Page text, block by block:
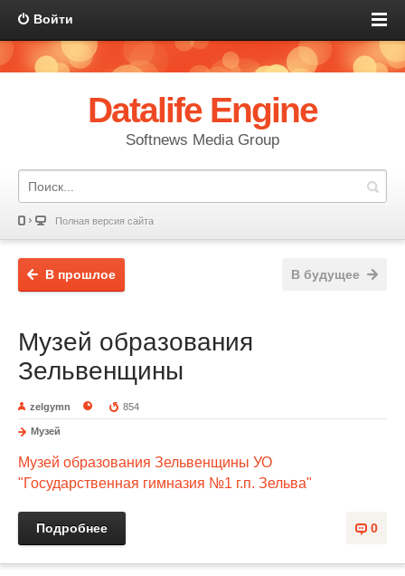
Войти
Datalife Engine
Softnews Media Group
Полная версия сайта
В будущее
В прошлое
Музей образования
Зельвенщины
zelgymn 854
Музей
Музей образования Зельвенщины УО
"Государственная гимназия №1 г.п. Зельва"
0
Подробнее